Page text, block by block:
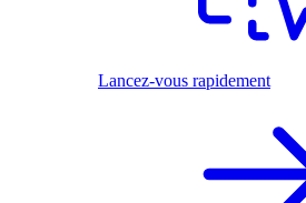
Lancez-vous rapidement